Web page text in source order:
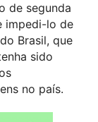
de segunda
impedi-lo de
Brasil, que
sido
no país.